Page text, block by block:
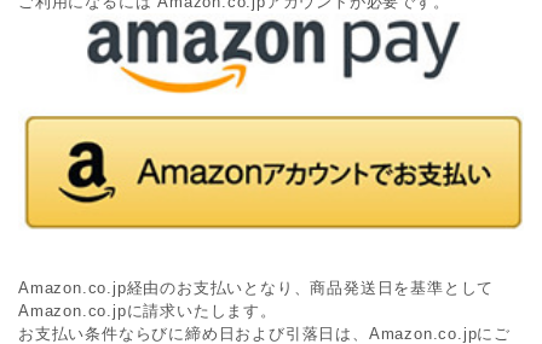
Amazon.co.jp経由のお支払いとなり、商品発送日を基準として
Amazon.co.jpに請求いたします。
お支払い条件ならびに締め日および引落日は、Amazon.co.jpにご